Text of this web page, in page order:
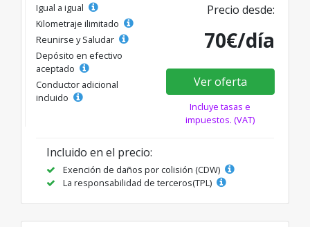
Igual a igual
Kilometraje ilimitado
Reunirse y Saludar
Depósito en efectivo
aceptado
Conductor adicional
incluido
Precio desde:
70€/día
Ver oferta
Incluye tasas e
impuestos. (VAT)
Incluido en el precio:
Exención de daños por colisión (CDW)
La responsabilidad de terceros(TPL)